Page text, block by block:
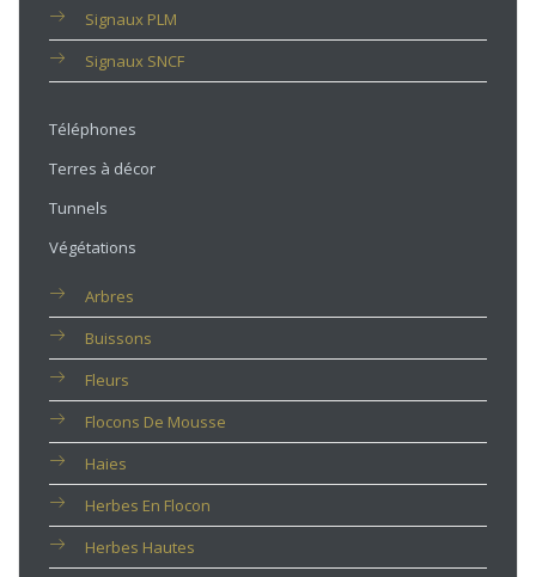
Signaux PLM
Signaux SNCF
Téléphones
Terres à décor
Tunnels
Végétations
Arbres
Buissons
Fleurs
Flocons De Mousse
Haies
Herbes En Flocon
Herbes Hautes